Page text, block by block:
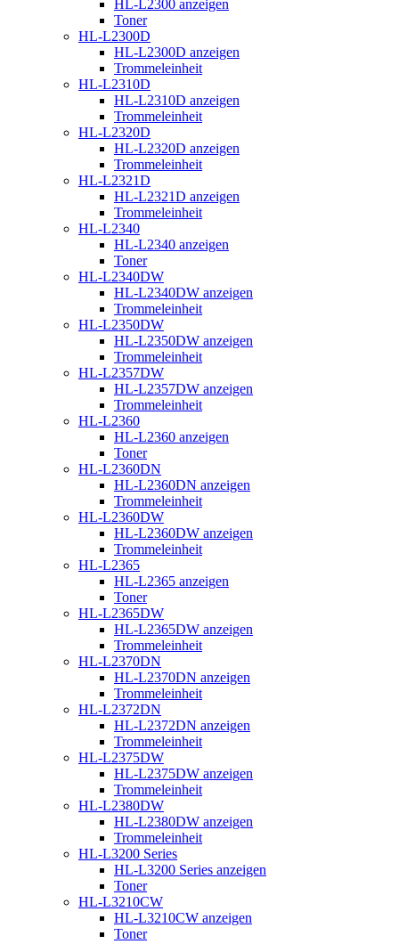
HL-L2300 anzeigen
Toner
HL-L2300D
HL-L2300D anzeigen
Trommeleinheit
HL-L2310D
HL-L2310D anzeigen
Trommeleinheit
HL-L2320D
HL-L2320D anzeigen
Trommeleinheit
HL-L2321D
HL-L2321D anzeigen
Trommeleinheit
HL-L2340
HL-L2340 anzeigen
Toner
HL-L2340DW
HL-L2340DW anzeigen
Trommeleinheit
HL-L2350DW
HL-L2350DW anzeigen
Trommeleinheit
HL-L2357DW
HL-L2357DW anzeigen
Trommeleinheit
HL-L2360
HL-L2360 anzeigen
Toner
HL-L2360DN
HL-L2360DN anzeigen
Trommeleinheit
HL-L2360DW
HL-L2360DW anzeigen
Trommeleinheit
HL-L2365
HL-L2365 anzeigen
Toner
HL-L2365DW
HL-L2365DW anzeigen
Trommeleinheit
HL-L2370DN
HL-L2370DN anzeigen
Trommeleinheit
HL-L2372DN
HL-L2372DN anzeigen
Trommeleinheit
HL-L2375DW
HL-L2375DW anzeigen
Trommeleinheit
HL-L2380DW
HL-L2380DW anzeigen
Trommeleinheit
HL-L3200 Series
HL-L3200 Series anzeigen
Toner
HL-L3210CW
HL-L3210CW anzeigen
Toner